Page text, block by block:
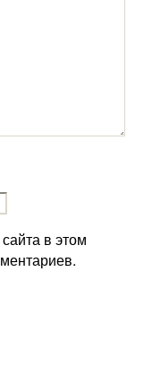
в этом